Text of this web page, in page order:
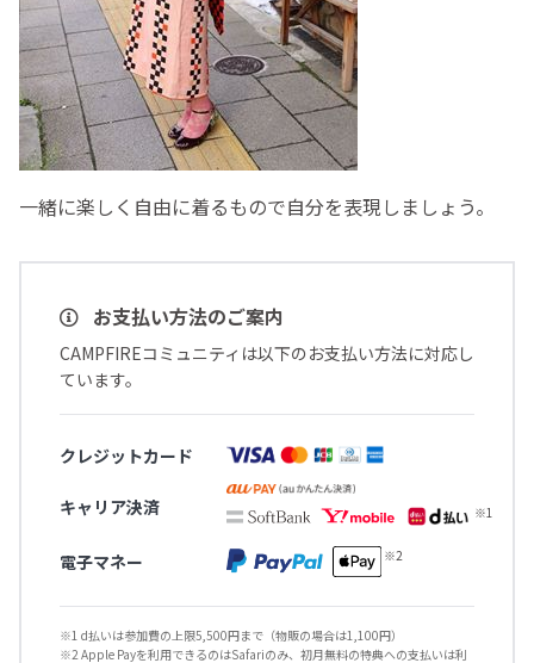
一緒に楽しく自由に着るもので自分を表現しましょう。
お支払い方法のご案内
CAMPFIREコミュニティは以下のお支払い方法に対応し
ています。
クレジットカード
キャリア決済
電子マネー
※1 d払いは参加費の上限5,500円まで（物販の場合は1,100円）
※2 Apple Payを利用できるのはSafariのみ、初月無料の特典への支払いは利